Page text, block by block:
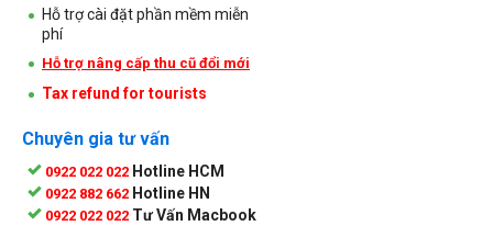
Hỗ trợ cài đặt phần mềm miễn
phí
Hỗ trợ nâng cấp thu cũ đổi mới
Tax refund for tourists
Chuyên gia tư vấn
0922 022 022 Hotline HCM
0922 882 662 Hotline HN
0922 022 022 Tư Vấn Macbook